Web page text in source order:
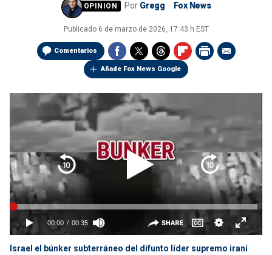
Por Gregg Fox News
Publicado 6 de marzo de 2026, 17:43 h EST
Comentarios
Añade Fox News Google
Israel el búnker subterráneo del difunto líder supremo iraní